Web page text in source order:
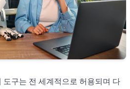
구는 전 세계적으로 허용되며 다